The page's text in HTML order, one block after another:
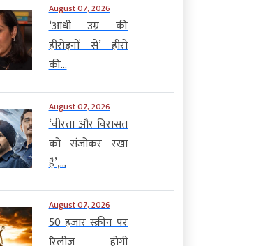
August 07, 2026
‘आधी उम्र की
हीरोइनों से’ हीरो
की...
August 07, 2026
‘वीरता और विरासत
को संजोकर रखा
है’,...
August 07, 2026
50 हजार स्क्रीन पर
रिलीज होगी